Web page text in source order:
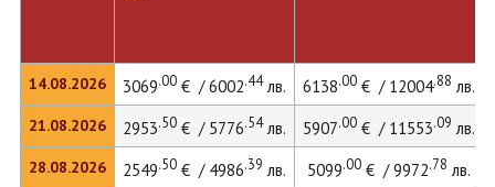
14.08.2026
21.08.2026
28.08.2026
3069.00€ / 6002.44лв. 6138.00€ / 12004.88 лв.
2953.50€ / 5776.54лв. 5907.00€ / 11553.09 лв.
2549.50€ / 4986.39 лв. 5099.00€ / 9972.78 лв.